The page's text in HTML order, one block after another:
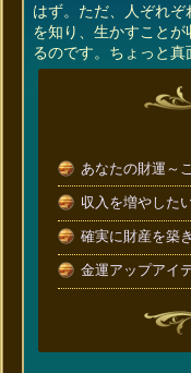
はず。ただ、人ぞれ
を知り、生かすこと
るのです。ちょっと真
あなたの財運～
収入を増やした
確実に財産を築
金運アップアイ